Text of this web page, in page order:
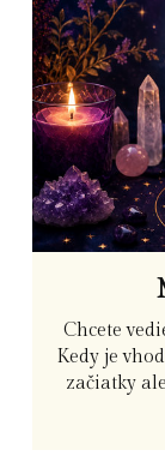
Chcete
Kedy je
začiatky